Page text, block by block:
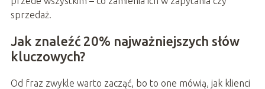
sprzedaż.
Jak znaleźć 20% najważniejszych słów
kluczowych?
Od fraz zwykle warto zacząć, bo to one mówią, jak klienci